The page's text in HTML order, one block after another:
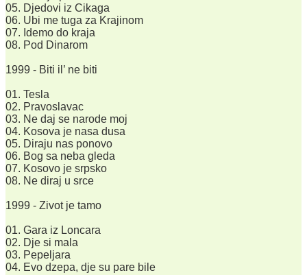
05. Djedovi iz Cikaga
06. Ubi me tuga za Krajinom
07. Idemo do kraja
08. Pod Dinarom
1999 - Biti il’ ne biti
01. Tesla
02. Pravoslavac
03. Ne daj se narode moj
04. Kosova je nasa dusa
05. Diraju nas ponovo
06. Bog sa neba gleda
07. Kosovo je srpsko
08. Ne diraj u srce
1999 - Zivot je tamo
01. Gara iz Loncara
02. Dje si mala
03. Pepeljara
04. Evo dzepa, dje su pare bile